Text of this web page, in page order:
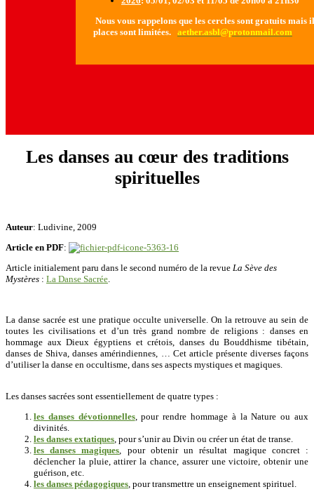
Nous vous rappelons que les cercles sont gratuits
places sont limitées. aether.asbl@protonmail.com
Les danses au cœur des traditions
spirituelles
Auteur: Ludivine, 2009
Article en PDF:
Article initialement paru dans le second numéro de la revue La Sève des
Mystères : La Danse Sacrée
La danse sacrée est une pratique occulte universelle. On la retrouve au sein de
toutes les civilisations et d’un très grand nombre de religions : danses en
hommage aux Dieux égyptiens et crétois, danses du Bouddhisme tibétain,
danses de Shiva, danses amérindiennes, … Cet article présente diverses façons
d’utiliser la danse en occultisme, dans ses aspects mystiques et magiques.
Les danses sacrées sont essentiellement de quatre types :
les danses dévotionnelles, pour rendre hommage à la Nature ou aux
divinités.
les danses extatiques , pour s’unir au Divin ou créer un état de transe.
les danses magiques , pour obtenir un résultat magique concret :
déclencher la pluie, attirer la chance, assurer une victoire, obtenir une
guérison, etc.
les danses pédagogiques , pour transmettre un enseignement spirituel.